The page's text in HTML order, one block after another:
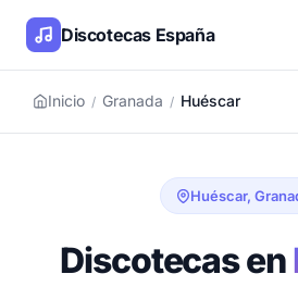
Discotecas España
Inicio / Granada / Huéscar
Huéscar,
Discotecas en